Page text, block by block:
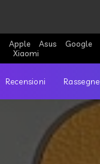
Apple Asus Google
Xiaomi
Recensioni Rassegne